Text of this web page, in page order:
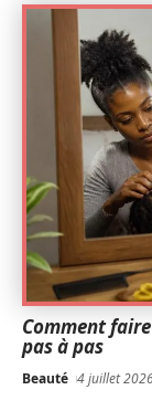
Comment
pas à pas
Beauté 4 juillet